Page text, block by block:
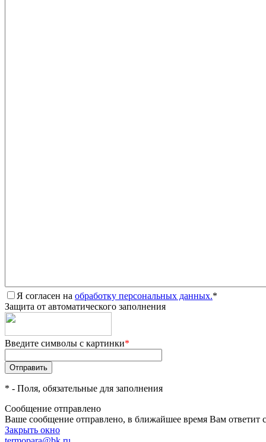
Я согласен на обработку персональных данных.*
Защита от автоматического заполнения
Введите символы с картинки*
* - Поля, обязательные для заполнения
Сообщение отправлено
Ваше сообщение отправлено, в ближайшее время Вам ответит
Закрыть окно